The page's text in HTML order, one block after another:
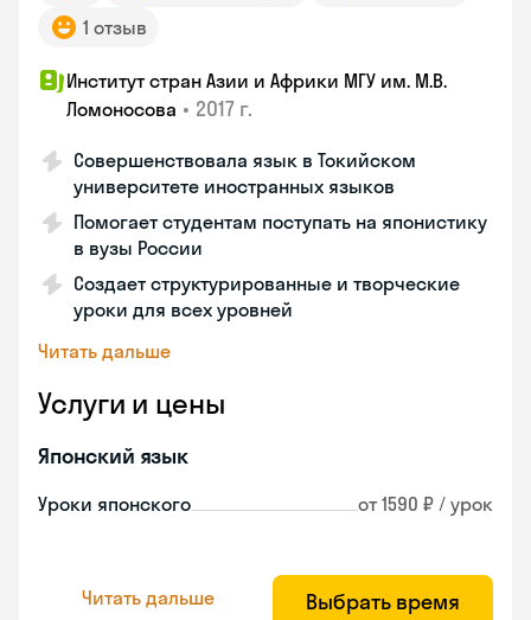
1 отзыв
Институт стран Азии и Африки МГУ им. М.В.
Ломоносова • 2017 г.
Совершенствовала язык в Токийском
университете иностранных языков
Помогает студентам поступать на японистику
в вузы России
Создает структурированные и творческие
уроки для всех уровней
Читать дальше
Услуги и цены
Японский язык
Уроки японского от 1590 ₽ / урок
Читать дальше Выбрать время